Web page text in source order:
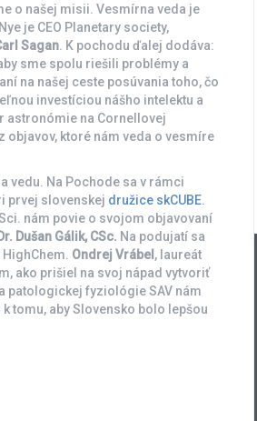
o našej misii. Vesmírna veda je
je CEO Planetary society,
Sagan. K pochodu ďalej dodáva:
sme spolu riešili problémy a
na našej ceste posúvania toho, čo
investíciou nášho intelektu a
astronómie na Cornellovej
objavov, ktoré nám veda o vesmíre
vedu. Na Pochode sa v rámci
prvej slovenskej družice skCUBE.
nám povie o svojom objavovaní
Dušan Gálik, CSc. Na podujatí sa
Ondrej Vrábel , laureát
ako prišiel na svoj nápad vytvoriť
patologickej fyziológie SAV nám
tomu, aby Slovensko bolo lepšou